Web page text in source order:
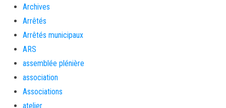
Archives
Arrêtés
Arrêtés municipaux
ARS
assemblée plénière
association
Associations
atelier